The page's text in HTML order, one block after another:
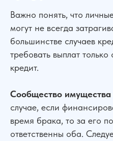
Важно понять, что
могут не всегда
большинстве случаев
требовать выплат
кредит.
Сообщество имущества
случае, если
время брака, то за его
ответственны оба.